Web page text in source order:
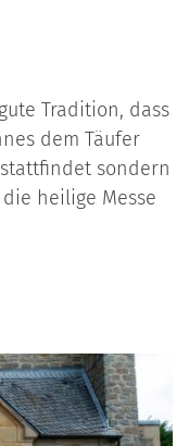
Tradition, dass
dem Täufer
sondern
heilige Messe